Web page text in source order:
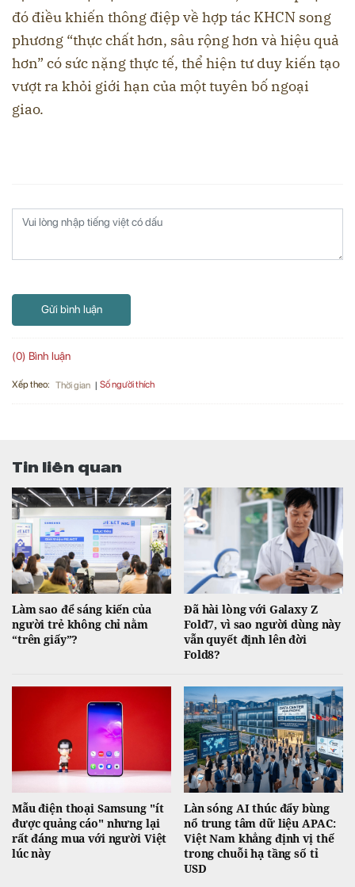
đó điều khiến thông điệp về hợp tác KHCN song
phương “thực chất hơn, sâu rộng hơn và hiệu quả
hơn” có sức nặng thực tế, thể hiện tư duy kiến tạo
vượt ra khỏi giới hạn của một tuyên bố ngoại
giao.
Gửi bình luận
(0) Bình luận
Xếp theo: Thời gian Số người thích
Tin liên quan
Làm sao để sáng kiến của
người trẻ không chỉ nằm
“trên giấy”?
Đã hài lòng với Galaxy Z
Fold7, vì sao người dùng này
vẫn quyết định lên đời
Fold8?
Mẫu điện thoại Samsung "ít
được quảng cáo" nhưng lại
rất đáng mua với người Việt
lúc này
Làn sóng AI thúc đẩy bùng
nổ trung tâm dữ liệu APAC:
Việt Nam khẳng định vị thế
trong chuỗi hạ tầng số tỉ
USD